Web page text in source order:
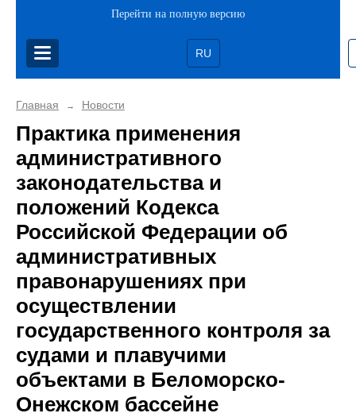
Перейти на полную версию
RU
Главная → Новости
Практика применения
административного
законодательства и
положений Кодекса
Российской Федерации об
административных
правонарушениях при
осуществлении
государственного контроля за
судами и плавучими
объектами в Беломорско-
Онежском бассейне